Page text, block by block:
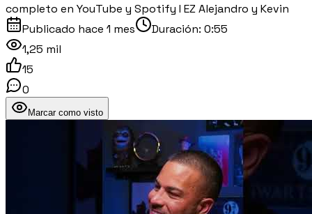
completo en YouTube y Spotify I EZ Alejandro y Kevin
Publicado hace 1 mes Duración: 0:55
1,25 mil
15
0
Marcar como visto